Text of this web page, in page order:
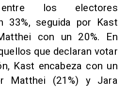
entre los electores
33%, seguida por Kast
con un 20%. En
que declaran votar
Kast encabeza con un
Matthei (21%) y Jara